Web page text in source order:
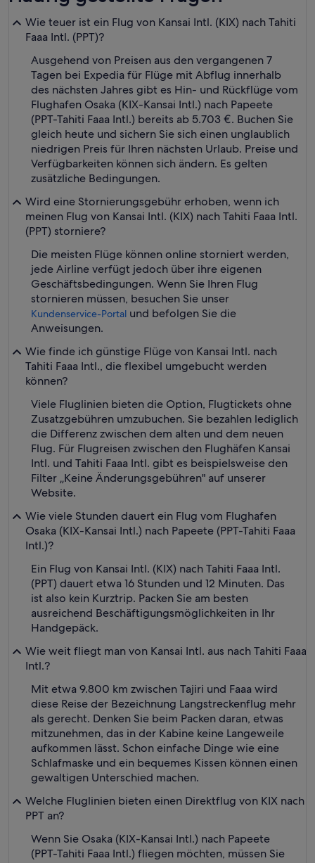
Wie teuer ist ein Flug von Kansai Intl. (KIX) nach Tahiti
Faaa Intl. (PPT)?
Ausgehend von Preisen aus den vergangenen 7
Tagen bei Expedia für Flüge mit Abflug innerhalb
des nächsten Jahres gibt es Hin- und Rückflüge vom
Flughafen Osaka (KIX-Kansai Intl.) nach Papeete
(PPT-Tahiti Faaa Intl.) bereits ab 5.703 €. Buchen Sie
gleich heute und sichern Sie sich einen unglaublich
niedrigen Preis für Ihren nächsten Urlaub. Preise und
Verfügbarkeiten können sich ändern. Es gelten
zusätzliche Bedingungen.
Wird eine Stornierungsgebühr erhoben, wenn ich
meinen Flug von Kansai Intl. (KIX) nach Tahiti Faaa Intl.
(PPT) storniere?
Die meisten Flüge können online storniert werden,
jede Airline verfügt jedoch über ihre eigenen
Geschäftsbedingungen. Wenn Sie Ihren Flug
stornieren müssen, besuchen Sie unser
Kundenservice-Portal und befolgen Sie die
Anweisungen.
Wie finde ich günstige Flüge von Kansai Intl. nach
Tahiti Faaa Intl., die flexibel umgebucht werden
können?
Viele Fluglinien bieten die Option, Flugtickets ohne
Zusatzgebühren umzubuchen. Sie bezahlen lediglich
die Differenz zwischen dem alten und dem neuen
Flug. Für Flugreisen zwischen den Flughäfen Kansai
Intl. und Tahiti Faaa Intl. gibt es beispielsweise den
Filter „Keine Änderungsgebühren" auf unserer
Website.
Wie viele Stunden dauert ein Flug vom Flughafen
Osaka (KIX-Kansai Intl.) nach Papeete (PPT-Tahiti Faaa
Intl.)?
Ein Flug von Kansai Intl. (KIX) nach Tahiti Faaa Intl.
(PPT) dauert etwa 16 Stunden und 12 Minuten. Das
ist also kein Kurztrip. Packen Sie am besten
ausreichend Beschäftigungsmöglichkeiten in Ihr
Handgepäck.
Wie weit fliegt man von Kansai Intl. aus nach Tahiti Faaa
Intl.?
Mit etwa 9.800 km zwischen Tajiri und Faaa wird
diese Reise der Bezeichnung Langstreckenflug mehr
als gerecht. Denken Sie beim Packen daran, etwas
mitzunehmen, das in der Kabine keine Langeweile
aufkommen lässt. Schon einfache Dinge wie eine
Schlafmaske und ein bequemes Kissen können einen
gewaltigen Unterschied machen.
Welche Fluglinien bieten einen Direktflug von KIX nach
PPT an?
Wenn Sie Osaka (KIX-Kansai Intl.) nach Papeete
(PPT-Tahiti Faaa Intl.) fliegen möchten, müssen Sie